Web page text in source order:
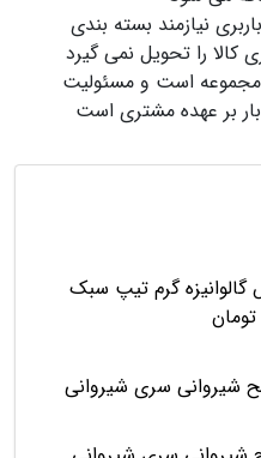
نیازمند بسته بندی
کالا را تحویل نمی گیرد
مجموعه است و مسئولیت
بر عهده مشتری است
گالوانیزه گرم تیپ سبک
سری شیروانی